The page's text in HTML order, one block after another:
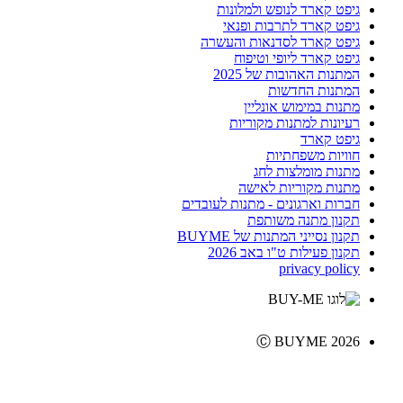
גיפט קארד לנופש ולמלונות
גיפט קארד לתרבות ופנאי
גיפט קארד לסדנאות והעשרה
גיפט קארד ליופי וטיפוח
המתנות האהובות של 2025
המתנות החדשות
מתנות במימוש אונליין
רעיונות למתנות מקוריות
גיפט קארד
חוויות משפחתיות
מתנות מומלצות לחג
מתנות מקוריות לאישה
חברות וארגונים - מתנות לעובדים
תקנון מתנה משותפת
תקנון נסייני המתנות של BUYME
תקנון פעילות ט"ו באב 2026
privacy policy
Ⓒ BUYME 2026